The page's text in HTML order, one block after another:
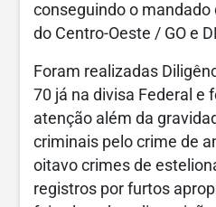
conseguindo o
do Centro-Oeste / GO e
Foram realizadas
70 já na divisa Federal e
atenção além da
criminais pelo crime de
oitavo crimes de
registros por furtos